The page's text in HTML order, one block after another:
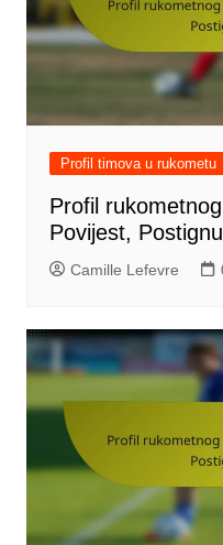
Profil timova u rukometu
Profil
Povijest,
Camille Lefevre